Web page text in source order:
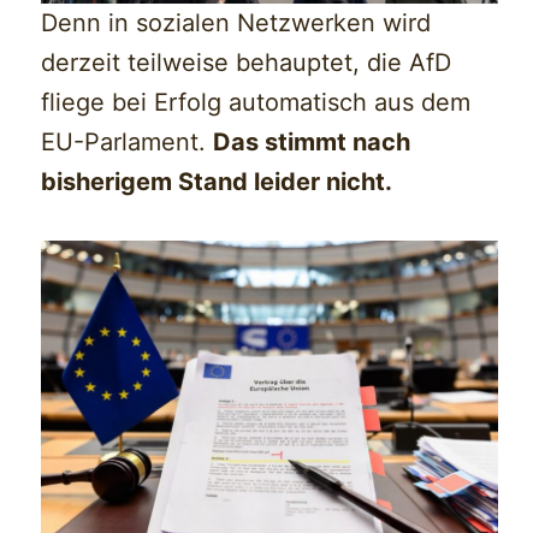
Denn in sozialen Netzwerken wird
derzeit teilweise behauptet, die AfD
fliege bei Erfolg automatisch aus dem
EU-Parlament. Das stimmt nach
bisherigem Stand leider nicht.